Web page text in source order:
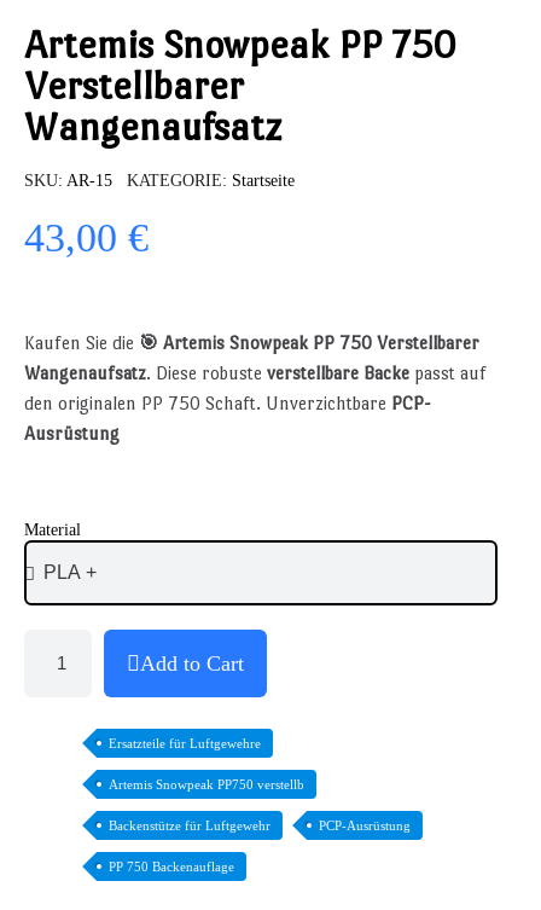
Artemis Snowpeak PP 750
Verstellbarer
Wangenaufsatz
SKU AR-15 KATEGORIE Startseite
43,00 €
Kaufen Sie die 🎯 Artemis Snowpeak PP 750 Verstellbarer
Wangenaufsatz. Diese robuste verstellbare Backe passt auf
den originalen PP 750 Schaft. Unverzichtbare PCP-
Ausrüstung
Material
Add to Cart
Ersatzteile für Luftgewehre
Artemis Snowpeak PP750 verstellb
Backenstütze für Luftgewehr PCP-Ausrüstung
PP 750 Backenauflage